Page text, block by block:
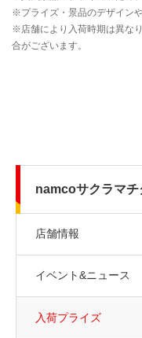
namcoサクラマチ
店舗情報
イベント&ニュース
入荷プライズ